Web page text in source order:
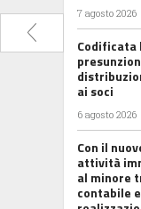
7 agosto 2026
Codificata
ai soci
6 agosto 2026
Con il
attività
al minore
contabile